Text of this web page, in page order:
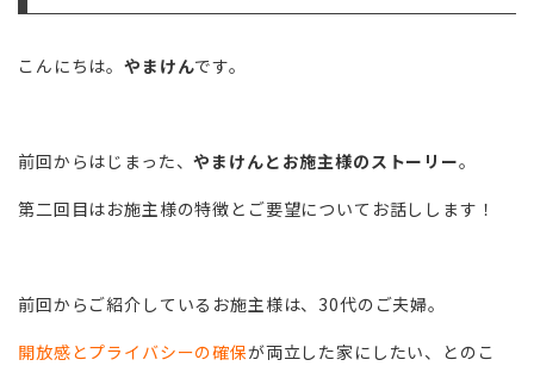
こんにちは。やまけんです。
前回からはじまった、やまけんとお施主様のストーリー。
第二回目はお施主様の特徴とご要望についてお話しします！
前回からご紹介しているお施主様は、30代のご夫婦。
開放感とプライバシーの確保が両立した家にしたい、とのこ